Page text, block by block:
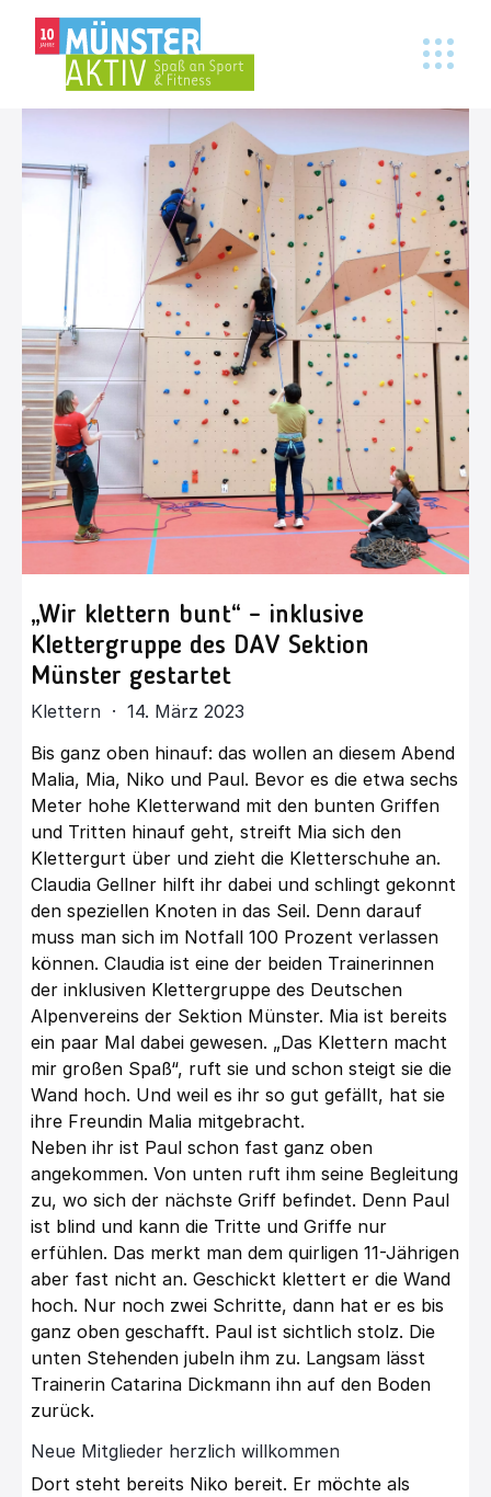
„Wir klettern bunt“ – inklusive
Klettergruppe des DAV Sektion
Münster gestartet
Klettern · 14. März 2023
Bis ganz oben hinauf: das wollen an diesem Abend
Malia, Mia, Niko und Paul. Bevor es die etwa sechs
Meter hohe Kletterwand mit den bunten Griffen
und Tritten hinauf geht, streift Mia sich den
Klettergurt über und zieht die Kletterschuhe an.
Claudia Gellner hilft ihr dabei und schlingt gekonnt
den speziellen Knoten in das Seil. Denn darauf
muss man sich im Notfall 100 Prozent verlassen
können. Claudia ist eine der beiden Trainerinnen
der inklusiven Klettergruppe des Deutschen
Alpenvereins der Sektion Münster. Mia ist bereits
ein paar Mal dabei gewesen. „Das Klettern macht
mir großen Spaß“, ruft sie und schon steigt sie die
Wand hoch. Und weil es ihr so gut gefällt, hat sie
ihre Freundin Malia mitgebracht.
Neben ihr ist Paul schon fast ganz oben
angekommen. Von unten ruft ihm seine Begleitung
zu, wo sich der nächste Griff befindet. Denn Paul
ist blind und kann die Tritte und Griffe nur
erfühlen. Das merkt man dem quirligen 11-Jährigen
aber fast nicht an. Geschickt klettert er die Wand
hoch. Nur noch zwei Schritte, dann hat er es bis
ganz oben geschafft. Paul ist sichtlich stolz. Die
unten Stehenden jubeln ihm zu. Langsam lässt
Trainerin Catarina Dickmann ihn auf den Boden
zurück.
Neue Mitglieder herzlich willkommen
Dort steht bereits Niko bereit. Er möchte als